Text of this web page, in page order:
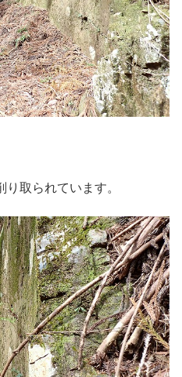
取られています。